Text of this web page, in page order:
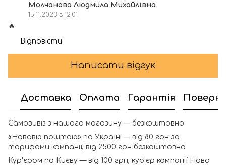
Молчанова Людмила Михайлівна
15.11.2023 в 12:01
🔥
Відповісти
Написати відгук
Доставка Оплата Гарантія
Самовивіз з нашого магазину — безкоштовно.
«Нововю поштою» по Україні — від 80 грн за
тарифами компанії, від 2500 грн безкоштовно
Кур'єром по Києву — від 100 грн, кур'єр компанії Нова